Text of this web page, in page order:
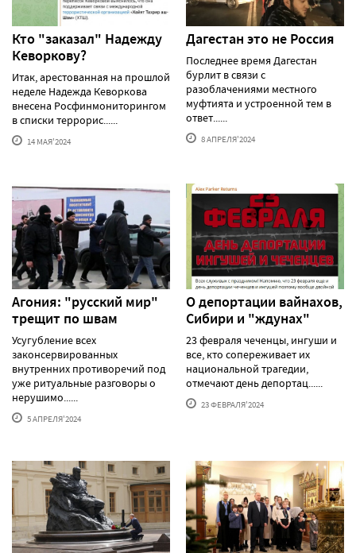
Кто "заказал" Надежду
Кеворкову?
Итак, арестованная на прошлой
неделе Надежда Кеворкова
внесена Росфинмониторингом
в списки террорис......
14 МАЯ'2024
Дагестан это не Россия
Последнее время Дагестан
бурлит в связи с
разоблачениями местного
муфтията и устроенной тем в
ответ......
8 АПРЕЛЯ'2024
Агония: "русский мир"
трещит по швам
Усугубление всех
законсервированных
внутренних противоречий под
уже ритуальные разговоры о
нерушимо......
5 АПРЕЛЯ'2024
О депортации вайнахов,
Сибири и "ждунах"
23 февраля чеченцы, ингуши и
все, кто сопереживает их
национальной трагедии,
отмечают день депортац......
23 ФЕВРАЛЯ'2024